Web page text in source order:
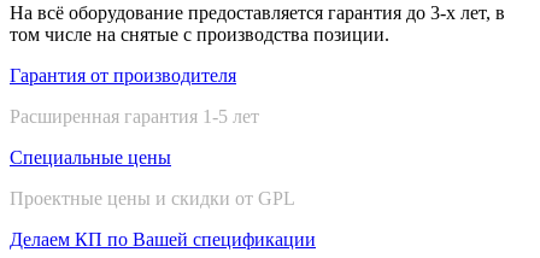
На всё оборудование предоставляется гарантия до 3-х лет, в
том числе на снятые с производства позиции.
Гарантия от производителя
Расширенная гарантия 1-5 лет
Специальные цены
Проектные цены и скидки от GPL
Делаем КП по Вашей спецификации